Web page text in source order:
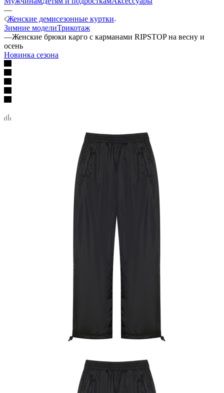
—
Женские демисезонные куртки
Зимние моделиТрикотаж
—Женские брюки карго с карманами RIPSTOP на весну и
осень
Новинка сезона